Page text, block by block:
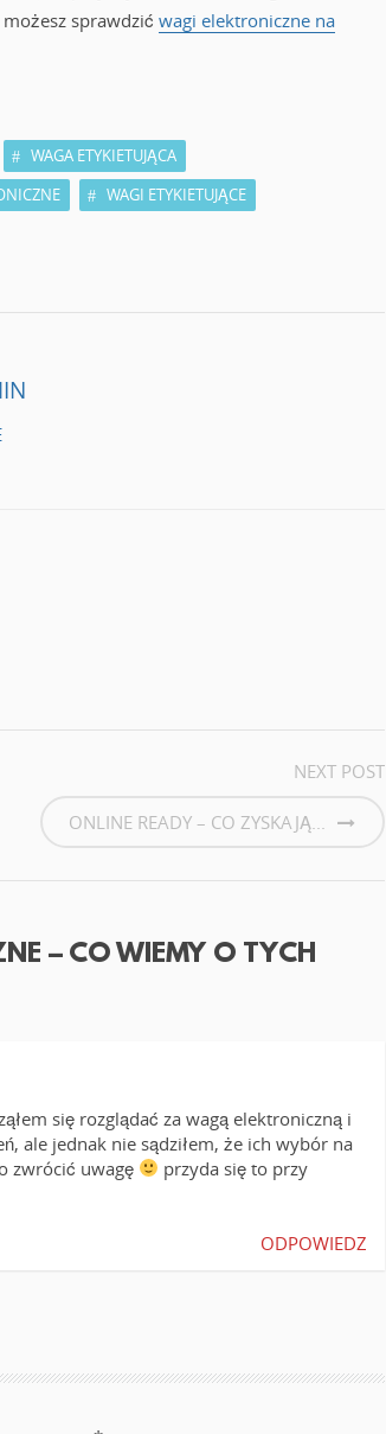
sprawdzić wagi elektroniczne na
WAGA ETYKIETUJĄCA
WAGI ETYKIETUJĄCE
NEXT POST
ONLINE READY – CO ZYSKAJĄ...
– CO WIEMY O TYCH
się rozglądać za wagą elektroniczną i
ale jednak nie sądziłem, że ich wybór na
zwrócić uwagę
przyda się to przy
ODPOWIEDZ